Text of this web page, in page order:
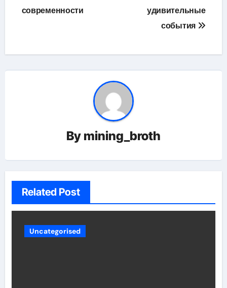
современности
удивительные
события
By mining_broth
Related Post
Uncategorised